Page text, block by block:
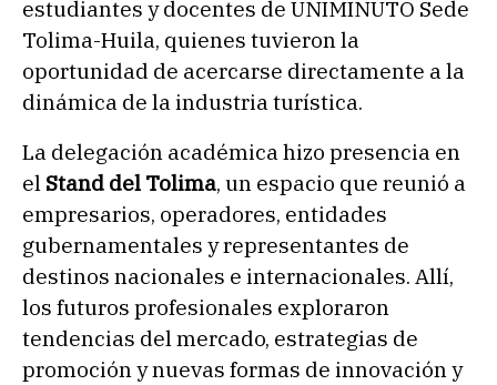
estudiantes y docentes de UNIMINUTO Sede
Tolima-Huila, quienes tuvieron la
oportunidad de acercarse directamente a la
dinámica de la industria turística.
La delegación académica hizo presencia en
el Stand del Tolima, un espacio que reunió a
empresarios, operadores, entidades
gubernamentales y representantes de
destinos nacionales e internacionales. Allí,
los futuros profesionales exploraron
tendencias del mercado, estrategias de
promoción y nuevas formas de innovación y